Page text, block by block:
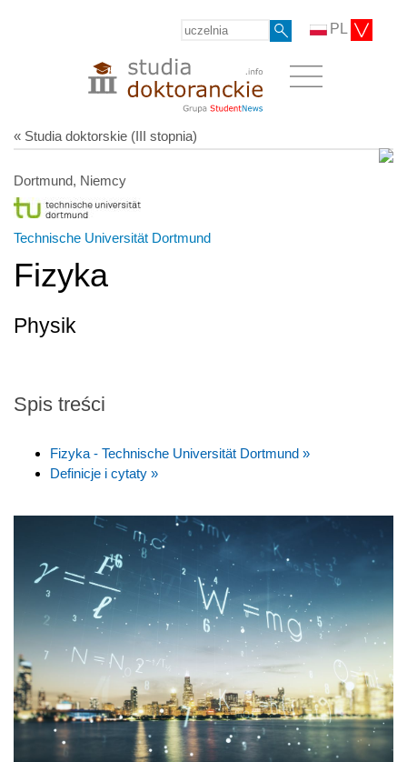
PL
« Studia doktorskie (III stopnia)
Dortmund, Niemcy
Technische Universität Dortmund
Fizyka
Physik
Spis treści
Fizyka - Technische Universität Dortmund »
Definicje i cytaty »